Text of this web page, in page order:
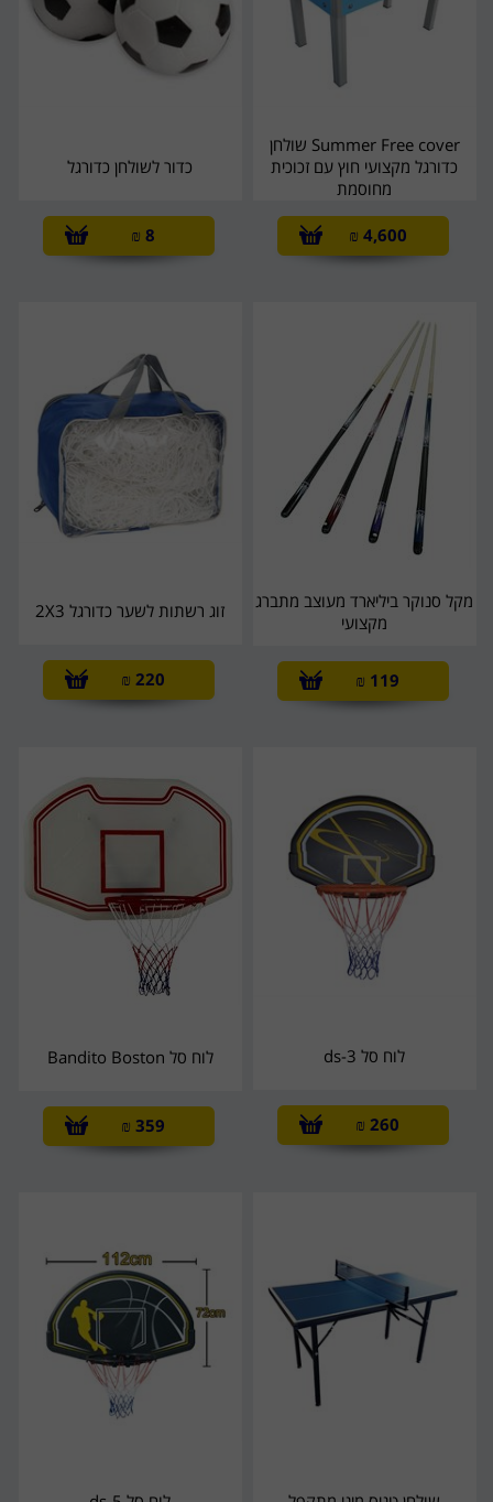
Summer Free cover שולחן
כדורגל מקצועי חוץ עם זכוכית
מחוסמת
4,600
₪
כדור לשולחן כדורגל
8
₪
מקל סנוקר ביליארד מעוצב מתברג
מקצועי
119
₪
זוג רשתות לשער כדורגל 2X3
220
₪
לוח סל ds-3
260
₪
לוח סל Bandito Boston
359
₪